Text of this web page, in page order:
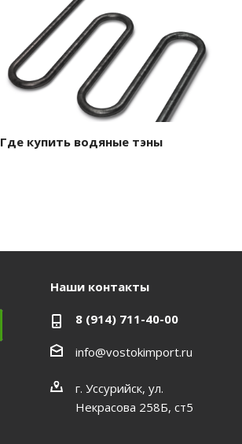
Где купить водяные тэны
Наши контакты
8 (914) 711-40-00
info@vostokimport.ru
г. Уссурийск, ул.
Некрасова 258Б, ст5